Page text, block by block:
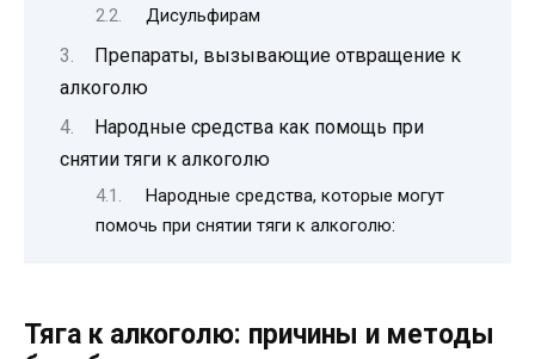
Дисульфирам
Препараты, вызывающие отвращение к
алкоголю
Народные средства как помощь при
снятии тяги к алкоголю
Народные средства, которые могут
помочь при снятии тяги к алкоголю:
Тяга к алкоголю: причины и методы